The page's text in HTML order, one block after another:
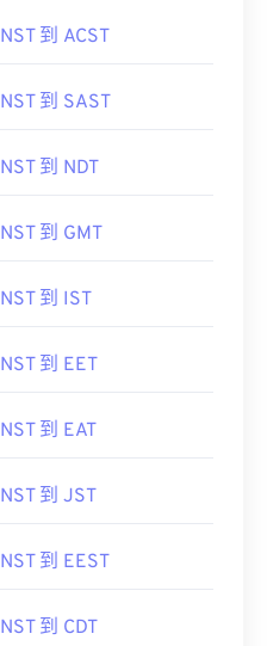
NST 到 ACST
NST 到 SAST
NST 到 NDT
NST 到 GMT
NST 到 IST
NST 到 EET
NST 到 EAT
NST 到 JST
NST 到 EEST
NST 到 CDT